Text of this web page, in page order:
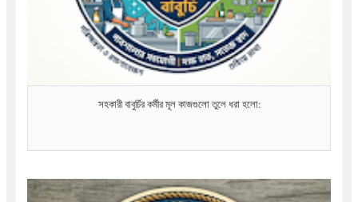
সহকারী বাবুর্চির কর্মীর মূল কাজগুলো তুলে ধরা হলো: